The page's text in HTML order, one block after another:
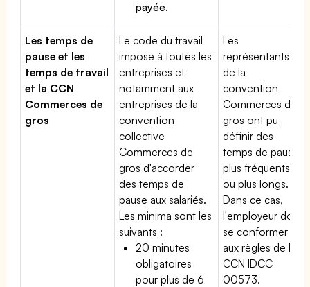
payée.
Les temps de
pause et les
temps de travail
et la CCN
Commerces de
gros
Le code du travail
impose à toutes les
entreprises et
notamment aux
entreprises de la
convention
collective
Commerces de
gros d'accorder
des temps de
pause aux salariés.
Les minima sont les
suivants :
20 minutes
obligatoires
pour plus de 6
Les
représentants
de la
convention
Commerces de
gros ont pu
définir des
temps de pause
plus fréquents
ou plus longs.
Dans ce cas,
l'employeur doit
se conformer
aux règles de la
CCN IDCC
00573.